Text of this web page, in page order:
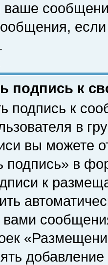
ваше
подпись к
подпись к
в
вы можете
подпись» в
к